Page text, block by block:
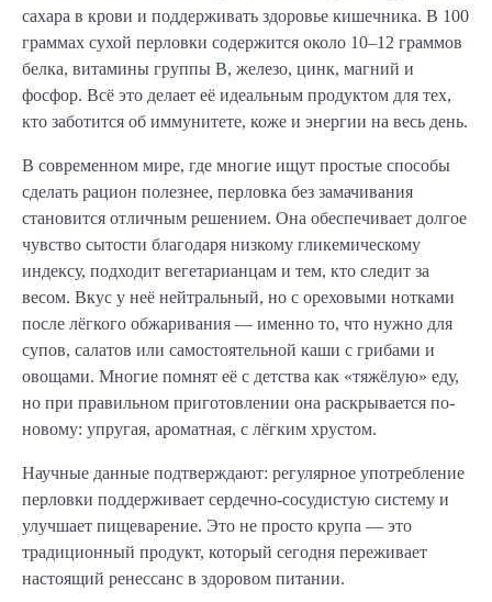
сахара в крови и поддерживать здоровье кишечника. В 100
граммах сухой перловки содержится около 10–12 граммов
белка, витамины группы В, железо, цинк, магний и
фосфор. Всё это делает её идеальным продуктом для тех,
кто заботится об иммунитете, коже и энергии на весь день.
В современном мире, где многие ищут простые способы
сделать рацион полезнее, перловка без замачивания
становится отличным решением. Она обеспечивает долгое
чувство сытости благодаря низкому гликемическому
индексу, подходит вегетарианцам и тем, кто следит за
весом. Вкус у неё нейтральный, но с ореховыми нотками
после лёгкого обжаривания — именно то, что нужно для
супов, салатов или самостоятельной каши с грибами и
овощами. Многие помнят её с детства как «тяжёлую» еду,
но при правильном приготовлении она раскрывается по-
новому: упругая, ароматная, с лёгким хрустом.
Научные данные подтверждают: регулярное употребление
перловки поддерживает сердечно-сосудистую систему и
улучшает пищеварение. Это не просто крупа — это
традиционный продукт, который сегодня переживает
настоящий ренессанс в здоровом питании.